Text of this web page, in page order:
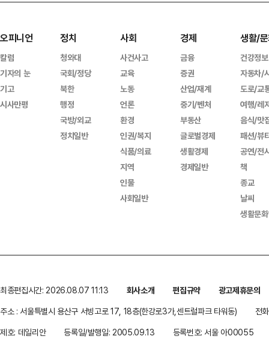
오피니언
칼럼
기자의 눈
기고
시사만평
정치
청와대
국회/정당
북한
행정
국방/외교
정치일반
사회
사건사고
교육
노동
언론
환경
인권/복지
식품/의료
지역
인물
사회일반
경제
금융
증권
산업/재계
중기/벤처
부동산
글로벌경제
생활경제
경제일반
생활/
건강정보
자동차/
도로/교
여행/레
음식/맛
패션/뷰
공연/전
책
종교
날씨
생활문
최종편집시간: 2026.08.07 11:13 회사소개 편집규약
광고제휴문의
주소 : 서울특별시 용산구 서빙고로 17, 18층(한강로3가,센트럴파크 타워동)
전
제호: 데일리안
등록일/발행일: 2005.09.13 등록번호: 서울 아00055